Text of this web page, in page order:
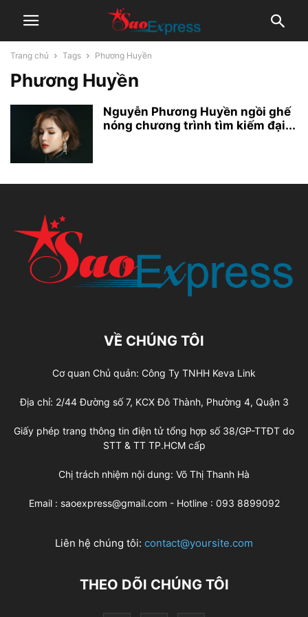
Trang chủ Tags Phương Huyền
Phương Huyền
Nguyễn Phương Huyền ngồi ghế
nóng chương trình tìm kiếm đại...
VỀ CHÚNG TÔI
Cơ quan Chủ quản: Công Ty TNHH Keva Link
Địa chỉ: 2/44 Đường số 7, KCX Đô Thành, Phường 4, Quận 3
Giấy phép trang thông tin điện tử tổng hợp số 38/GP-TTĐT do
STT & TT TP.HCM cấp
Chị trách nhiệm nội dung: Võ Thị Thanh Hà
Email : saoexpress@gmail.com - Hotline : 093 8899092
Liên hệ chúng tôi: contact@yoursite.com
THEO DÕI CHÚNG TÔI